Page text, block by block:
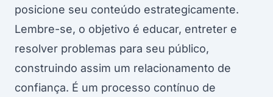
posicione seu conteúdo estrategicamente.
Lembre-se, o objetivo é educar, entreter e
resolver problemas para seu público,
construindo assim um relacionamento de
confiança. É um processo contínuo de